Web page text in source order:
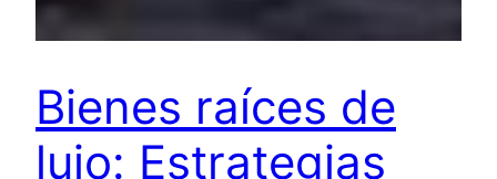
Bienes raíces de
lujo: Estrategias